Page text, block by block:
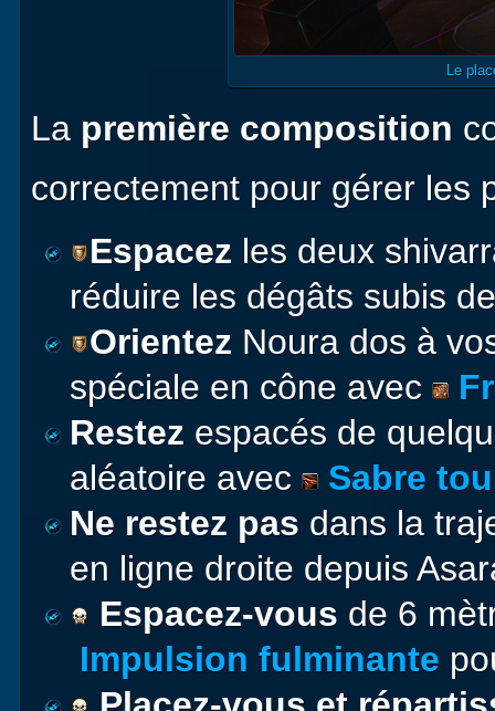
Le
La première composition
correctement pour gérer les
Espacez les deux
réduire les dégâts subis
Orientez Noura dos à
spéciale en cône avec
Restez espacés de
aléatoire avec
Sabre
Ne restez pas dans la
en ligne droite depuis
Espacez-vous de 6
Impulsion fulminante